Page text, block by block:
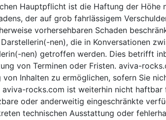
Hauptpflicht ist die Haftung der Höhe
der auf grob fahrlässigem
vorhersehbaren Schaden
nen), die in Konversationen
nen) getroffen werden. Dies betrifft
von Terminen oder Fristen. aviva-
Inhalten zu ermöglichen, sofern Sie
aviva-rocks.com ist weiterhin nicht
oder anderweitig eingeschränkte
technischen Ausstattung oder